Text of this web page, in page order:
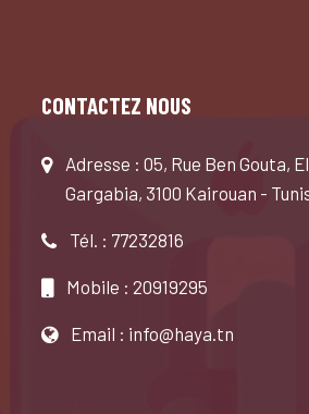
CONTACTEZ NOUS
Adresse : 05, Rue Ben Gouta,
Gargabia, 3100 Kairouan -
Tél. : 77232816
Mobile : 20919295
Email : info@haya.tn